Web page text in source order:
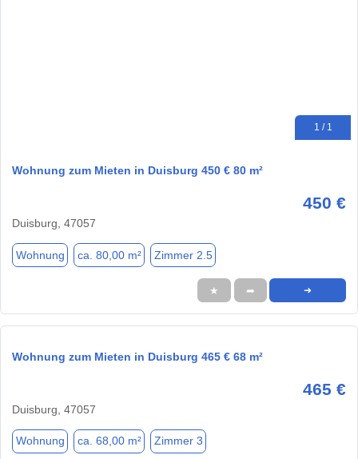
1 / 1
Wohnung zum Mieten in Duisburg 450 € 80 m²
450 €
Duisburg, 47057
Wohnung ca. 80,00 m² Zimmer 2.5
★ ➦ ➜
Wohnung zum Mieten in Duisburg 465 € 68 m²
465 €
Duisburg, 47057
Wohnung ca. 68,00 m² Zimmer 3